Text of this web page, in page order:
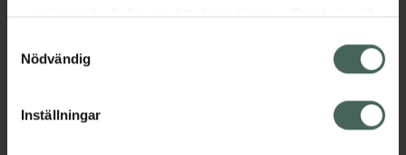
samlat in när du har använt deras tjänster. Samtycke till
återkalla ditt samtycke via webbplatsens
cookieinställningar. Ett återkallat samtycke påverkar inte
lagligheten av behandling som skett innan återkallelsen.
Nödvändig
Inställningar
Bipacksedel från FASS Visa